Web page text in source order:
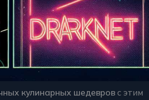
кулинарных шедевровс этим